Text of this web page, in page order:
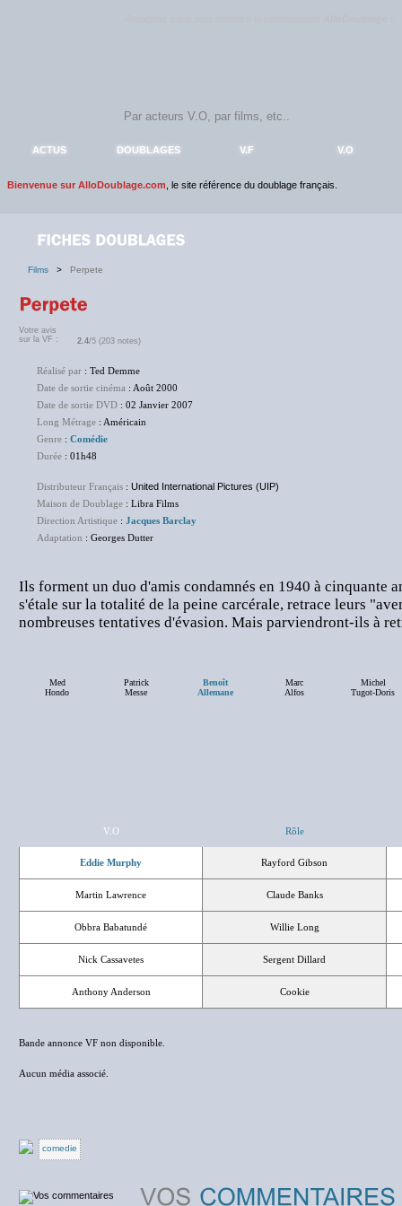
ACTUS DOUBLAGES V.F V.O
Bienvenue sur AlloDoublage.com , le site référence du doublage français.
Films > Perpete
Votre avis
sur la VF :
2.4/5 (203 notes)
Réalisé par : Ted Demme
Date de sortie cinéma : Août 2000
Date de sortie DVD : 02 Janvier 2007
Long Métrage : Américain
Genre : Comédie
Durée : 01h48
Distributeur Français : United International Pictures (UIP)
Maison de Doublage : Libra Films
Direction Artistique : Jacques Barclay
Adaptation : Georges Dutter
Ils forment un duo d'amis condamnés en 1940 à cinquante
s'étale sur la totalité de la peine carcérale, retrace leurs
nombreuses tentatives d'évasion. Mais parviendront-ils à
Med
Hondo
Patrick
Messe
Benoît
Allemane
Marc
Alfos
Michel
Tugot-Doris
V.O Rôle
Eddie Murphy Rayford Gibson
Martin Lawrence Claude Banks
Obbra Babatundé Willie Long
Nick Cassavetes Sergent Dillard
Anthony Anderson Cookie
Bande annonce VF non disponible.
Aucun média associé.
comedie